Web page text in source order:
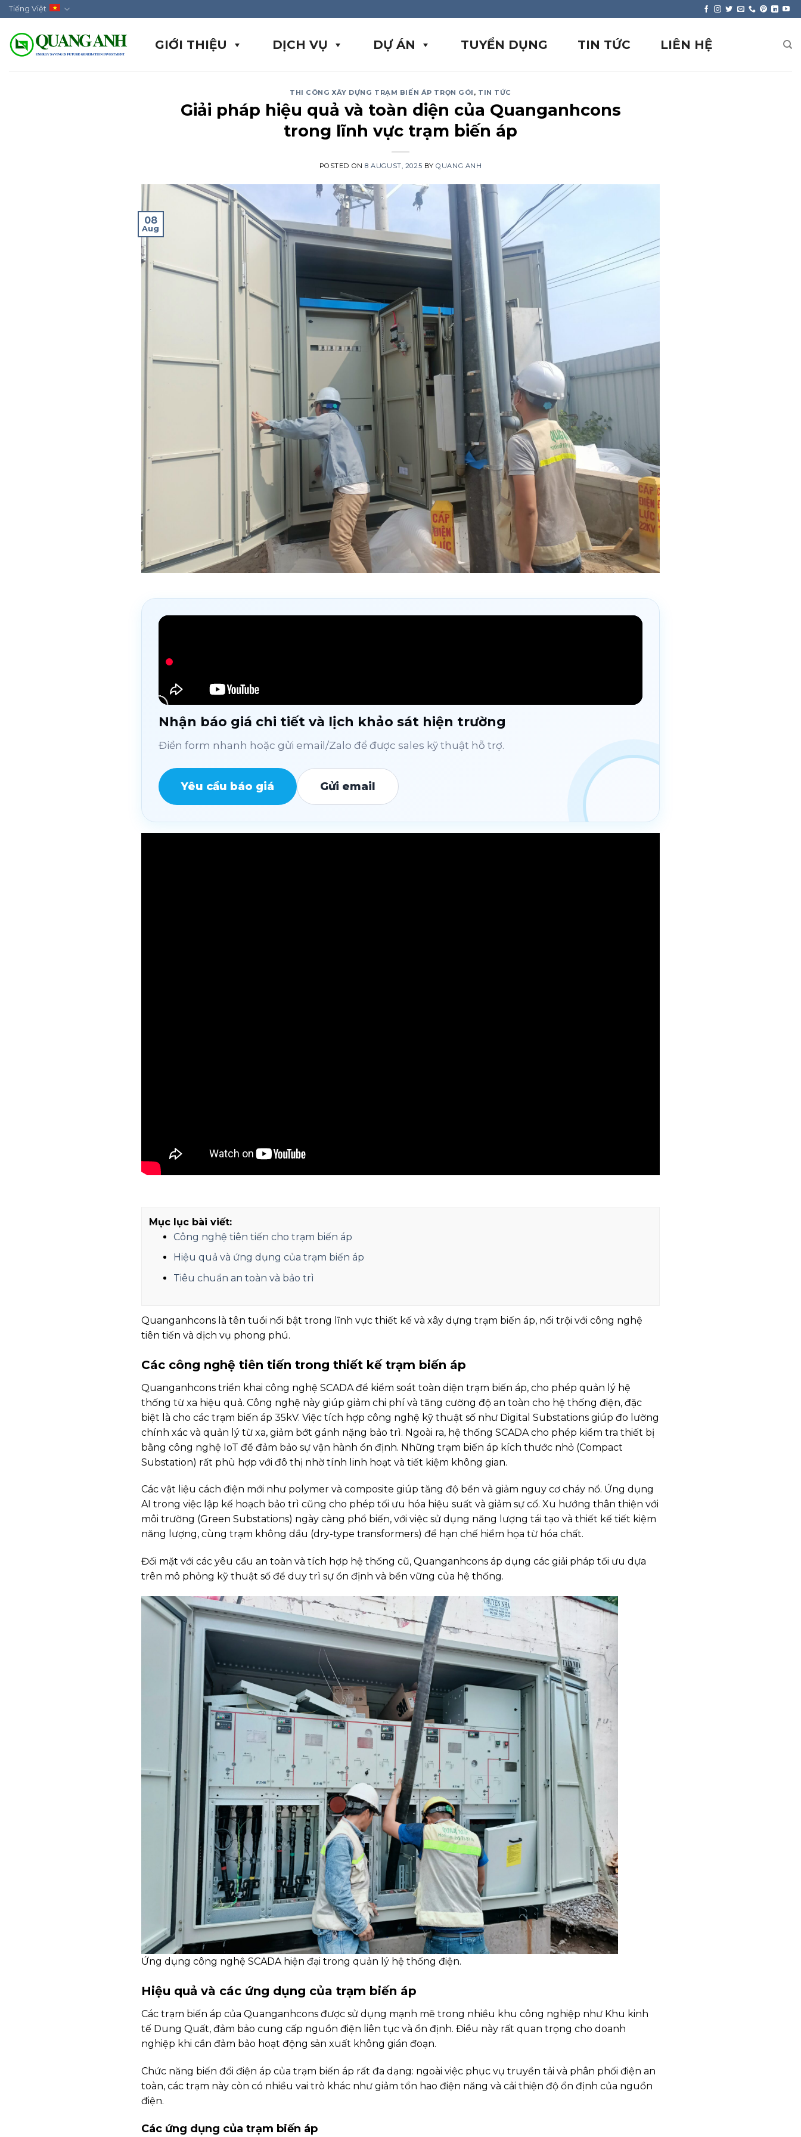
Skip
to
content
Tiếng Việt
GIỚI THIỆU DỊCH VỤ DỰ ÁN TUYỂN DỤNG TIN TỨC LIÊN HỆ
THI CÔNG XÂY DỰNG TRẠM BIẾN ÁP TRỌN GÓI , TIN TỨC
Giải pháp hiệu quả và toàn diện của Quanganhcons
trong lĩnh vực trạm biến áp
POSTED ON8 AUGUST, 2025 BYQUANG ANH
08
Aug
Nhận báo giá chi tiết và lịch khảo sát hiện trường
Điền form nhanh hoặc gửi email/Zalo để được sales kỹ thuật hỗ trợ.
Yêu cầu báo giá Gửi email
Mục lục bài viết:
Công nghệ tiên tiến cho trạm biến áp
Hiệu quả và ứng dụng của trạm biến áp
Tiêu chuẩn an toàn và bảo trì
Quanganhcons là tên tuổi nổi bật trong lĩnh vực thiết kế và xây dựng trạm biến áp, nổi trội với công nghệ
tiên tiến và dịch vụ phong phú.
Các công nghệ tiên tiến trong thiết kế trạm biến áp
Quanganhcons triển khai công nghệ SCADA để kiểm soát toàn diện trạm biến áp, cho phép quản lý hệ
thống từ xa hiệu quả. Công nghệ này giúp giảm chi phí và tăng cường độ an toàn cho hệ thống điện, đặc
biệt là cho các trạm biến áp 35kV. Việc tích hợp công nghệ kỹ thuật số như Digital Substations giúp đo lường
chính xác và quản lý từ xa, giảm bớt gánh nặng bảo trì. Ngoài ra, hệ thống SCADA cho phép kiểm tra thiết bị
bằng công nghệ IoT để đảm bảo sự vận hành ổn định. Những trạm biến áp kích thước nhỏ (Compact
Substation) rất phù hợp với đô thị nhờ tính linh hoạt và tiết kiệm không gian.
Các vật liệu cách điện mới như polymer và composite giúp tăng độ bền và giảm nguy cơ cháy nổ. Ứng dụng
AI trong việc lập kế hoạch bảo trì cũng cho phép tối ưu hóa hiệu suất và giảm sự cố. Xu hướng thân thiện với
môi trường (Green Substations) ngày càng phổ biến, với việc sử dụng năng lượng tái tạo và thiết kế tiết kiệm
năng lượng, cùng trạm không dầu (dry-type transformers) để hạn chế hiểm họa từ hóa chất.
Đối mặt với các yêu cầu an toàn và tích hợp hệ thống cũ, Quanganhcons áp dụng các giải pháp tối ưu dựa
trên mô phỏng kỹ thuật số để duy trì sự ổn định và bền vững của hệ thống.
Ứng dụng công nghệ SCADA hiện đại trong quản lý hệ thống điện.
Hiệu quả và các ứng dụng của trạm biến áp
Các trạm biến áp của Quanganhcons được sử dụng mạnh mẽ trong nhiều khu công nghiệp như Khu kinh
tế Dung Quất, đảm bảo cung cấp nguồn điện liên tục và ổn định. Điều này rất quan trọng cho doanh
nghiệp khi cần đảm bảo hoạt động sản xuất không gián đoạn.
Chức năng biến đổi điện áp của trạm biến áp rất đa dạng: ngoài việc phục vụ truyền tải và phân phối điện an
toàn, các trạm này còn có nhiều vai trò khác như giảm tổn hao điện năng và cải thiện độ ổn định của nguồn
điện.
Các ứng dụng của trạm biến áp